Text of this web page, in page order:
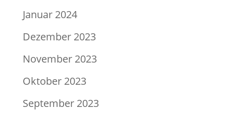
Januar 2024
Dezember 2023
November 2023
Oktober 2023
September 2023